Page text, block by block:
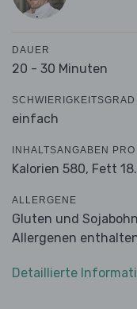
DAUER
20 - 30 Minuten
SCHWIERIGKEITSGRAD
einfach
INHALTSANGABEN
Kalorien 580, Fett
ALLERGENE
Gluten und
Allergenen
Detaillierte